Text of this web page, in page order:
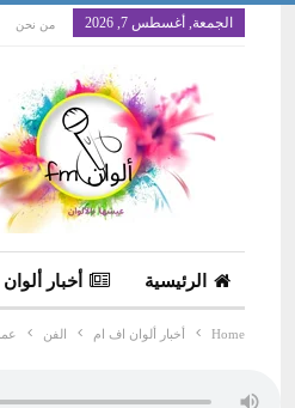
الجمعة, أغسطس 7, 2026 من نحن
الرئيسية أخبار
Home أخبار ألوان اف ام الفن